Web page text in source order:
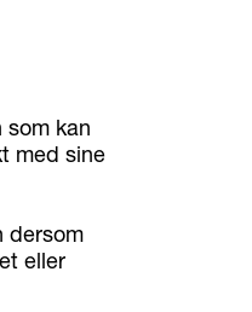
som kan
med sine
dersom
eller